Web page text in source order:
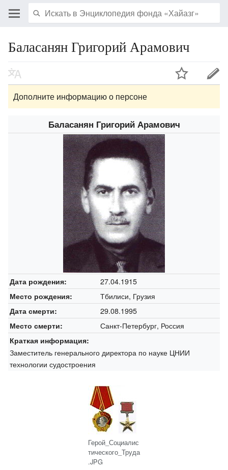
Баласанян Григорий Арамович
Дополните информацию о персоне
Баласанян Григорий Арамович
Дата рождения: 27.04.1915
Место рождения: Тбилиси, Грузия
Дата смерти: 29.08.1995
Место смерти: Санкт-Петербург, Россия
Краткая информация:
Заместитель генерального директора по науке ЦНИИ
технологии судостроения
Герой_Социалис
тического_Труда
.JPG